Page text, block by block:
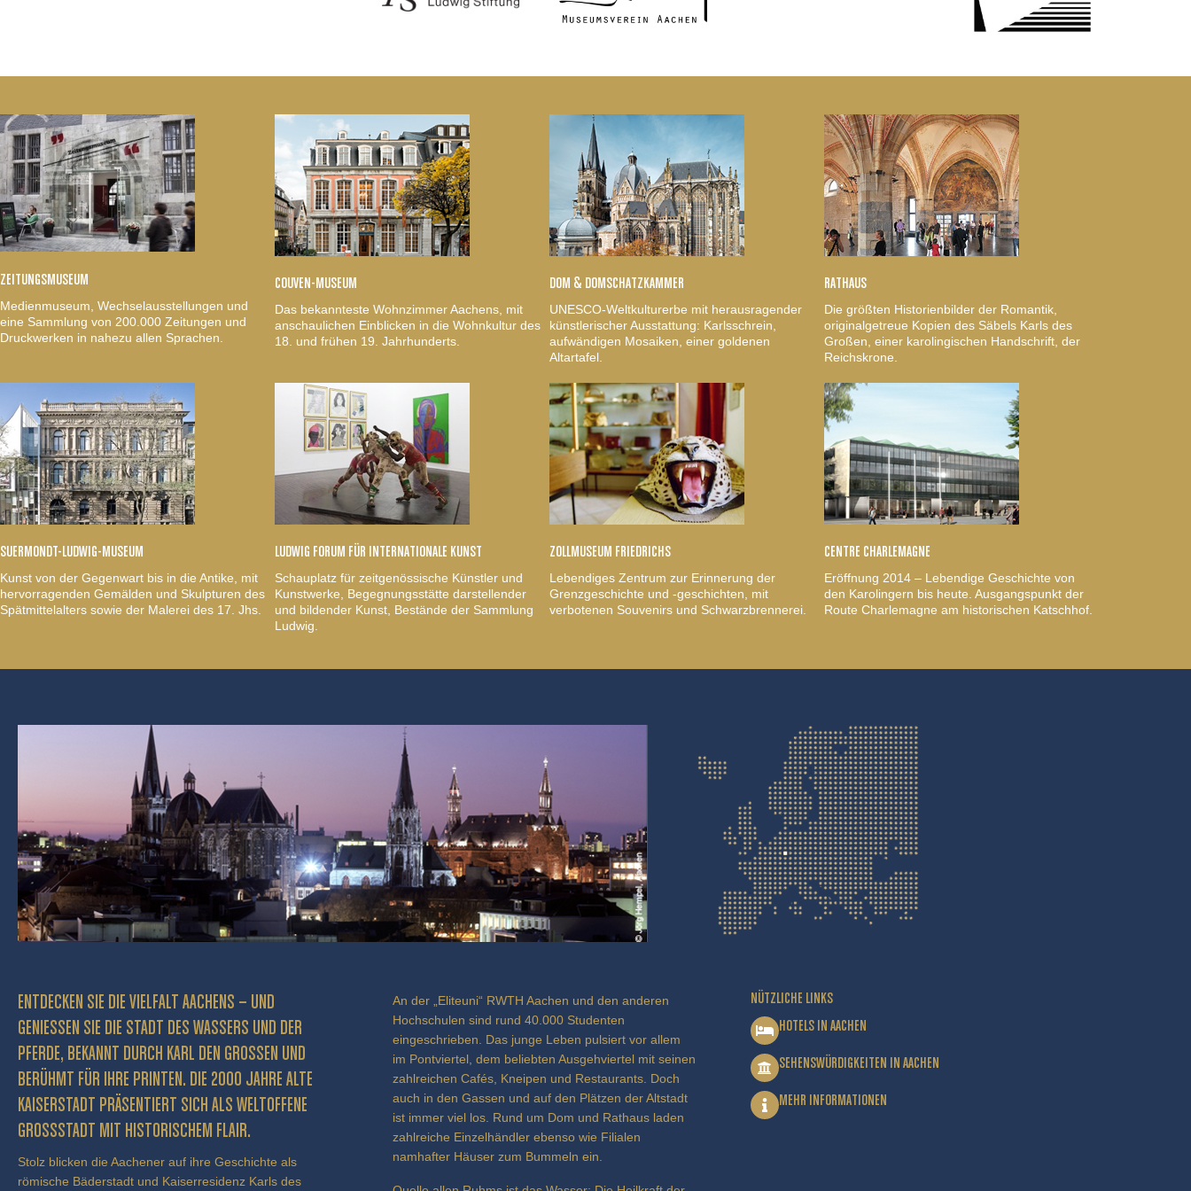
ZEITUNGSMUSEUM
Medienmuseum, Wechselausstellungen und
eine Sammlung von 200.000 Zeitungen und
Druckwerken in nahezu allen Sprachen.
COUVEN-MUSEUM
Das bekannteste Wohnzimmer Aachens, mit
anschaulichen Einblicken in die Wohnkultur des
18. und frühen 19. Jahrhunderts.
DOM & DOMSCHATZKAMMER
UNESCO-Weltkulturerbe mit herausragender
künstlerischer Ausstattung: Karlsschrein,
aufwändigen Mosaiken, einer goldenen
Altartafel.
RATHAUS
Die größten Historienbilder der Romantik,
originalgetreue Kopien des Säbels Karls des
Großen, einer karolingischen Handschrift, der
Reichskrone.
SUERMONDT-LUDWIG-MUSEUM
Kunst von der Gegenwart bis in die Antike, mit
hervorragenden Gemälden und Skulpturen des
Spätmittelalters sowie der Malerei des 17. Jhs.
LUDWIG FORUM FÜR INTERNATIONALE KUNST
Schauplatz für zeitgenössische Künstler und
Kunstwerke, Begegnungsstätte darstellender
und bildender Kunst, Bestände der Sammlung
Ludwig.
ZOLLMUSEUM FRIEDRICHS
Lebendiges Zentrum zur Erinnerung der
Grenzgeschichte und -geschichten, mit
verbotenen Souvenirs und Schwarzbrennerei.
CENTRE CHARLEMAGNE
Eröffnung 2014 – Lebendige Geschichte von
den Karolingern bis heute. Ausgangspunkt der
Route Charlemagne am historischen Katschhof.
ENTDECKEN SIE DIE VIELFALT AACHENS – UND
GENIESSEN SIE DIE STADT DES WASSERS UND DER P
FERDE, BEKANNT DURCH KARL DEN GROSSEN UND BE
RÜHMT FÜR IHRE PRINTEN. DIE 2000 JAHRE ALTE KA
ISERSTADT PRÄSENTIERT SICH ALS WELTOFFENE GR
OSSSTADT MIT HISTORISCHEM FLAIR.
Stolz blicken die Aachener auf ihre Geschichte als
römische Bäderstadt und Kaiserresidenz Karls des
An der „Eliteuni“ RWTH Aachen und den anderen
Hochschulen sind rund 40.000 Studenten
eingeschrieben. Das junge Leben pulsiert vor allem
im Pontviertel, dem beliebten Ausgehviertel mit seinen
zahlreichen Cafés, Kneipen und Restaurants. Doch
auch in den Gassen und auf den Plätzen der Altstadt
ist immer viel los. Rund um Dom und Rathaus laden
zahlreiche Einzelhändler ebenso wie Filialen
namhafter Häuser zum Bummeln ein.
NÜTZLICHE LINKS
HOTELS IN AACHEN
SEHENSWÜRDIGKEITEN IN AACHEN
MEHR INFORMATIONEN